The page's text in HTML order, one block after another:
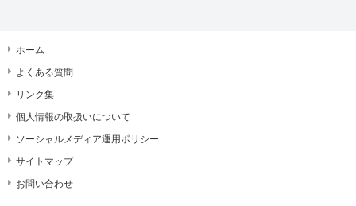
ホーム
よくある質問
リンク集
個人情報の取扱いについて
ソーシャルメディア運用ポリシー
サイトマップ
お問い合わせ